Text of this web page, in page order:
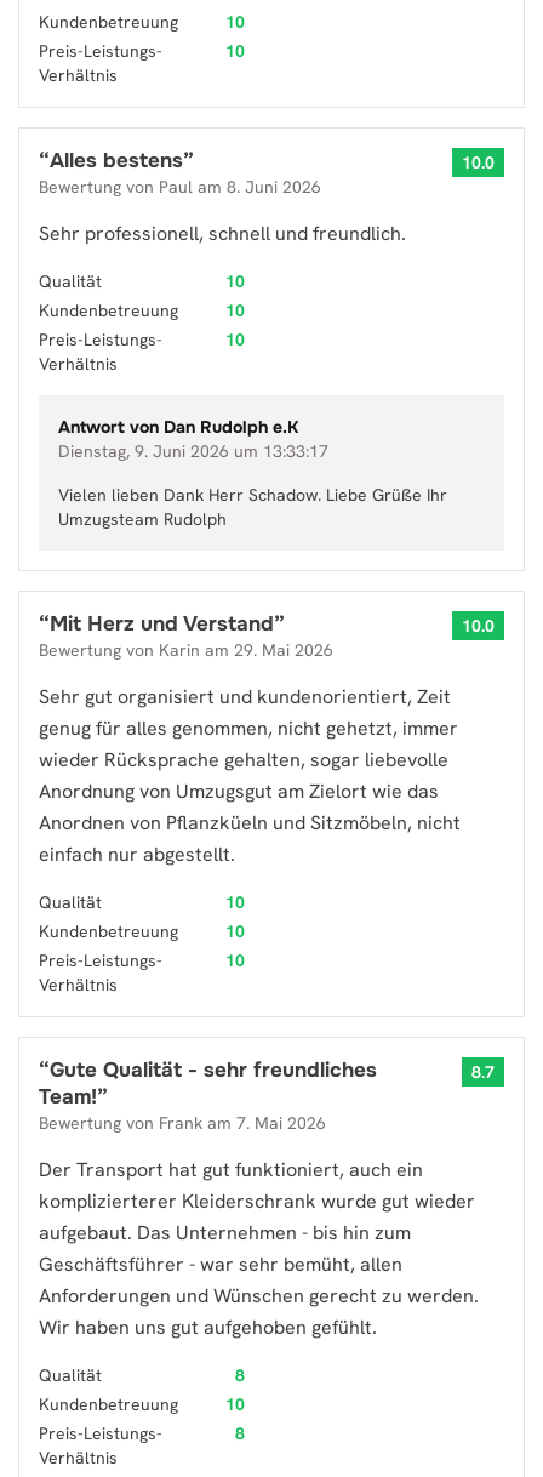
Kundenbetreuung
10
Preis-Leistungs-
Verhältnis
10
“Alles bestens”
Bewertung von Paul am 8. Juni 2026
10.0
Sehr professionell, schnell und freundlich.
Qualität
10
Kundenbetreuung
10
Preis-Leistungs-
Verhältnis
10
Antwort von Dan Rudolph e.K
Dienstag, 9. Juni 2026 um 13:33:17
Vielen lieben Dank Herr Schadow. Liebe Grüße Ihr
Umzugsteam Rudolph
“Mit Herz und Verstand”
Bewertung von Karin am 29. Mai 2026
10.0
Sehr gut organisiert und kundenorientiert, Zeit
genug für alles genommen, nicht gehetzt, immer
wieder Rücksprache gehalten, sogar liebevolle
Anordnung von Umzugsgut am Zielort wie das
Anordnen von Pflanzküeln und Sitzmöbeln, nicht
einfach nur abgestellt.
Qualität
10
Kundenbetreuung
10
Preis-Leistungs-
Verhältnis
10
“Gute Qualität - sehr freundliches
Team!”
Bewertung von Frank am 7. Mai 2026
8.7
Der Transport hat gut funktioniert, auch ein
komplizierterer Kleiderschrank wurde gut wieder
aufgebaut. Das Unternehmen - bis hin zum
Geschäftsführer - war sehr bemüht, allen
Anforderungen und Wünschen gerecht zu werden.
Wir haben uns gut aufgehoben gefühlt.
Qualität
8
Kundenbetreuung
10
Preis-Leistungs-
Verhältnis
8